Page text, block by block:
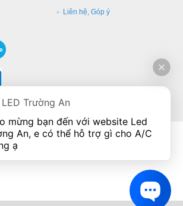
Liên hệ, Góp ý
LED Trường An
mừng bạn đến với website Led
An, e có thể hỗ trợ gì cho A/C
ạ